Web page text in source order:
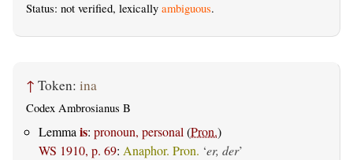
Status: not verified, lexically ambiguous.
↑ Token: ina
Codex Ambrosianus B
Lemmais: pronoun, personal(Pron.)
WS 1910, p. 69: Anaphor. Pron. ‘er, der’